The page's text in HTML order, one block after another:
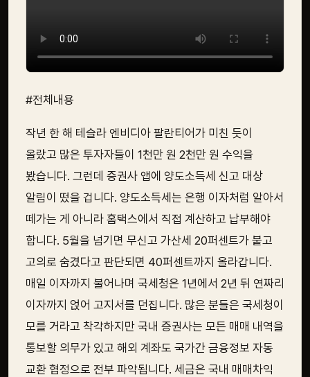
#전체내용
작년 한 해 테슬라 엔비디아 팔란티어가 미친 듯이
올랐고 많은 투자자들이 1천만 원 2천만 원 수익을
봤습니다. 그런데 증권사 앱에 양도소득세 신고 대상
알림이 떴을 겁니다. 양도소득세는 은행 이자처럼 알아서
떼가는 게 아니라 홈택스에서 직접 계산하고 납부해야
합니다. 5월을 넘기면 무신고 가산세 20퍼센트가 붙고
고의로 숨겼다고 판단되면 40퍼센트까지 올라갑니다.
매일 이자까지 불어나며 국세청은 1년에서 2년 뒤 연짜리
이자까지 얹어 고지서를 던집니다. 많은 분들은 국세청이
모를 거라고 착각하지만 국내 증권사는 모든 매매 내역을
통보할 의무가 있고 해외 계좌도 국가간 금융정보 자동
교환 협정으로 전부 파악됩니다. 세금은 국내 매매차익